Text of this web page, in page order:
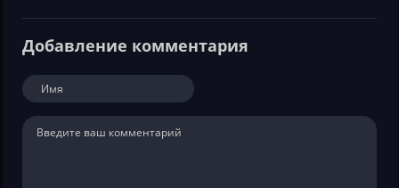
Добавление комментария